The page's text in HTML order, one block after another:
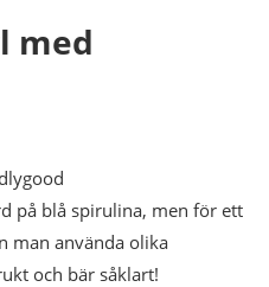
med
på blå spirulina, men för ett
man använda olika
och bär såklart!